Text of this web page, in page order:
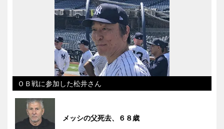
ＯＢ戦に参加した松井さん
メッシの父死去、６８歳